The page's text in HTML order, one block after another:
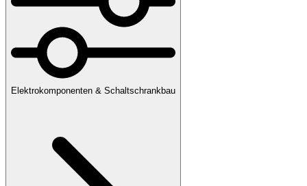
Elektrokomponenten & Schaltschrankbau